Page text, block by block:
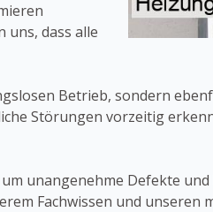
uns, dass alle
Betrieb, sondern
Störungen vorzeitig
unangenehme Defekte
Fachwissen und